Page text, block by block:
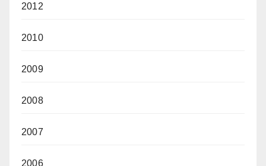
2012
2010
2009
2008
2007
2006